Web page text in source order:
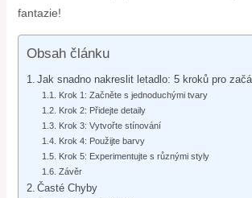
fantazie!
Obsah článku
Jak snadno nakreslit letadlo: 5 kroků pro
Krok 1: Začněte s jednoduchými tvary
Krok 2: Přidejte detaily
Krok 3: Vytvořte stínování
Krok 4: Použijte barvy
Krok 5: Experimentujte s různými styly
Závěr
Časté Chyby